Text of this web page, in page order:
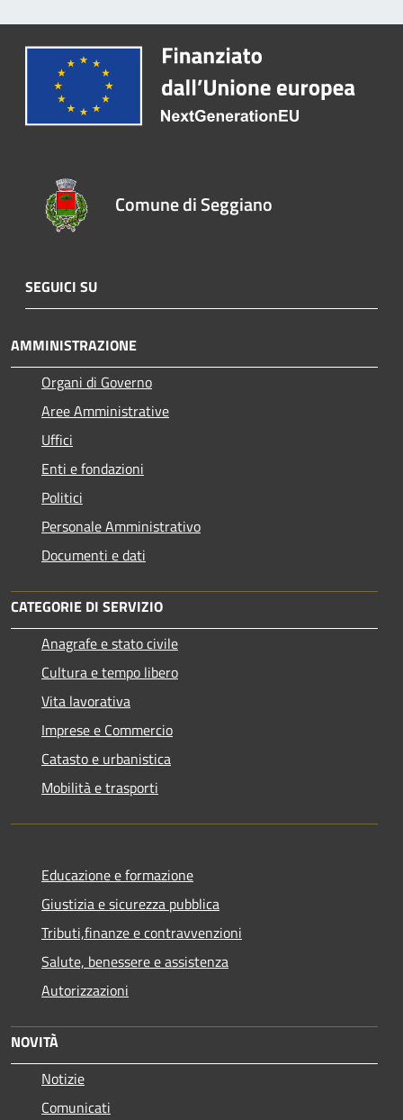
Comune di Seggiano
SEGUICI SU
AMMINISTRAZIONE
Organi di Governo
Aree Amministrative
Uffici
Enti e fondazioni
Politici
Personale Amministrativo
Documenti e dati
CATEGORIE DI SERVIZIO
Anagrafe e stato civile
Cultura e tempo libero
Vita lavorativa
Imprese e Commercio
Catasto e urbanistica
Mobilità e trasporti
Educazione e formazione
Giustizia e sicurezza pubblica
Tributi,finanze e contravvenzioni
Salute, benessere e assistenza
Autorizzazioni
NOVITÀ
Notizie
Comunicati